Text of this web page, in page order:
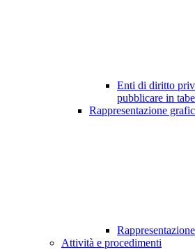
Enti di diritto
pubblicare in
Rappresentazione
Attività e procedimenti